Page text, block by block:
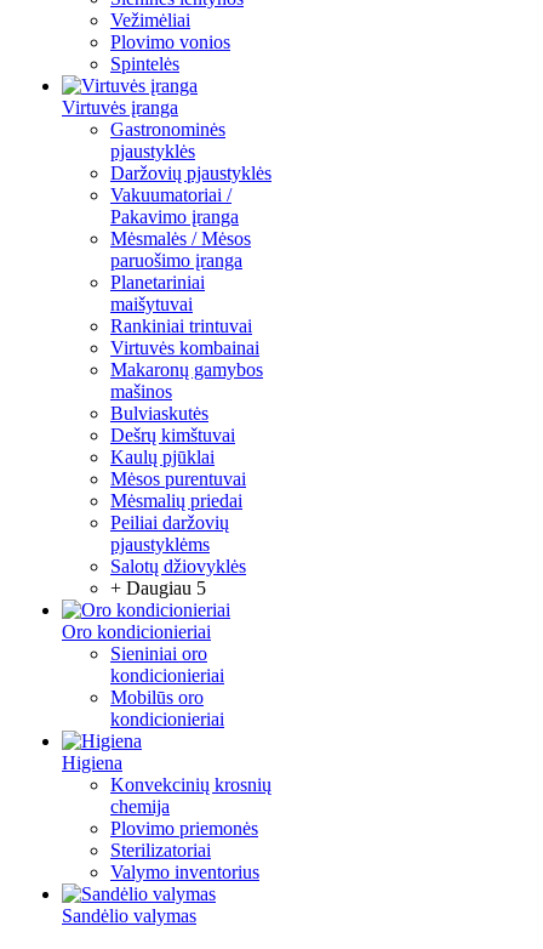
Vežimėliai
Plovimo vonios
Spintelės
Virtuvės įranga
Gastronominės
pjaustyklės
Daržovių pjaustyklės
Vakuumatoriai /
Pakavimo įranga
Mėsmalės / Mėsos
paruošimo įranga
Planetariniai
maišytuvai
Rankiniai trintuvai
Virtuvės kombainai
Makaronų gamybos
mašinos
Bulviaskutės
Dešrų kimštuvai
Kaulų pjūklai
Mėsos purentuvai
Mėsmalių priedai
Peiliai daržovių
pjaustyklėms
Salotų džiovyklės
+ Daugiau 5
Oro kondicionieriai
Sieniniai oro
kondicionieriai
Mobilūs oro
kondicionieriai
Higiena
Konvekcinių krosnių
chemija
Plovimo priemonės
Sterilizatoriai
Valymo inventorius
Sandėlio valymas